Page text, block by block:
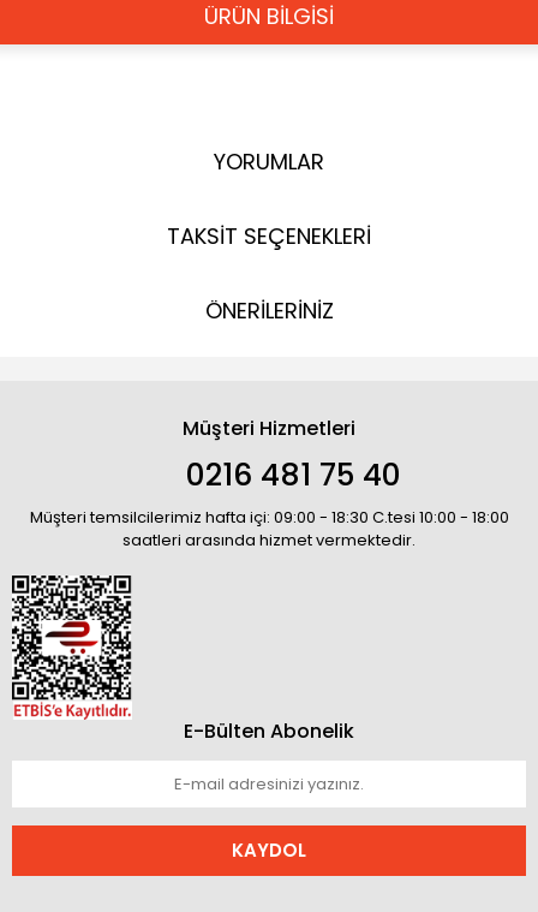
ÜRÜN BİLGİSİ
YORUMLAR
TAKSİT SEÇENEKLERİ
ÖNERİLERİNİZ
Müşteri Hizmetleri
0216 481 75 40
Müşteri temsilcilerimiz hafta içi: 09:00 - 18:30 C.tesi 10:00 - 18:00
saatleri arasında hizmet vermektedir.
E-Bülten Abonelik
KAYDOL